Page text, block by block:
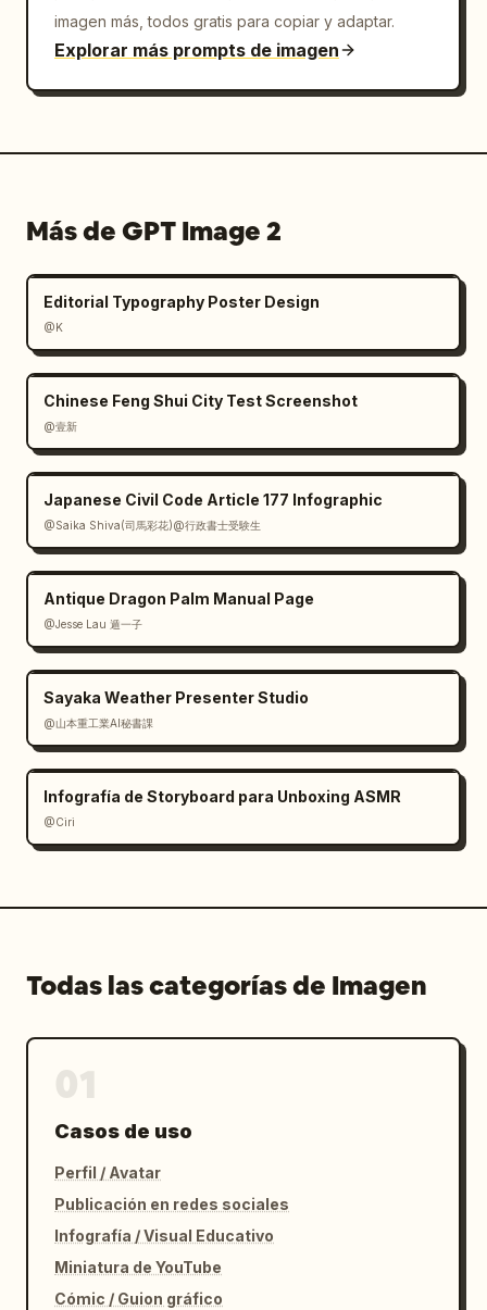
imagen más, todos gratis para copiar y adaptar.
Explorar más prompts de imagen
Más de GPT Image 2
Editorial Typography Poster Design
@K
Chinese Feng Shui City Test Screenshot
@壹新
Japanese Civil Code Article 177 Infographic
@Saika Shiva(司馬彩花)@行政書士受験生
Antique Dragon Palm Manual Page
@Jesse Lau 遁一子
Sayaka Weather Presenter Studio
@山本重工業AI秘書課
Infografía de Storyboard para Unboxing ASMR
@Ciri
Todas las categorías de Imagen
Casos de uso
Perfil / Avatar
Publicación en redes sociales
Infografía / Visual Educativo
Miniatura de YouTube
Cómic / Guion gráfico